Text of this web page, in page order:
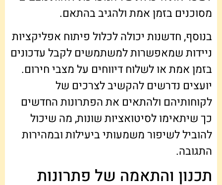
מסוכנים בזמן אמת ולהגיב בהתאם.
בנוסף, חדשנות יכולה לכלול פיתוח אפליקציות
ניידות שמאפשרות למשתמשים לקבל עדכונים
בזמן אמת או לשלוח דיווחים על מצבי חירום.
יועצים נדרשים להקשיב לצרכים של
לקוחותיהם ולהתאים את הפתרונות החדשים
כך שיתאימו לסיטואציות שונות, מה שיכול
להוביל לשיפור משמעותי ביעילות ובמהירות
התגובה.
תכנון והתאמה של פתרונות